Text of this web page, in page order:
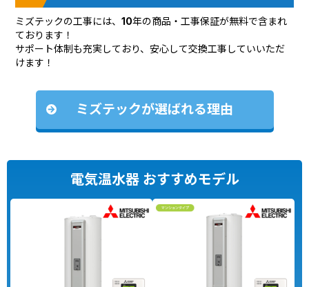
ミズテックの工事には、10年の商品・工事保証が無料で含まれ
ております！
サポート体制も充実しており、安心して交換工事していいただ
けます！
ミズテックが選ばれる理由
電気温水器 おすすめモデル